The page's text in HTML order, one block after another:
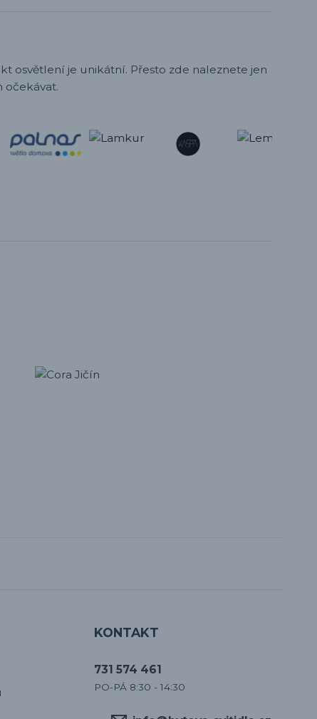
osvětlení je unikátní. Přesto zde naleznete jen
očekávat.
KONTAKT
731 574 461
PO-PÁ 8:30 - 14:30